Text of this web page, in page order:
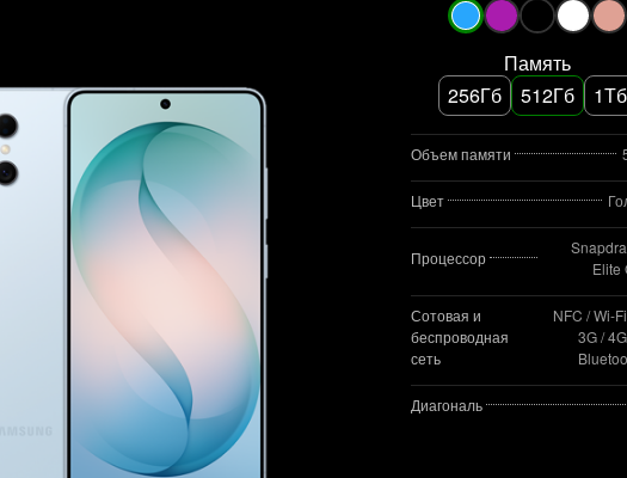
Память
256Гб
512Гб 1Тб
Объем памяти
Цвет
Процессор
Elite
Сотовая и
беспроводная
сеть
NFC / Wi-
3G /
Диагональ